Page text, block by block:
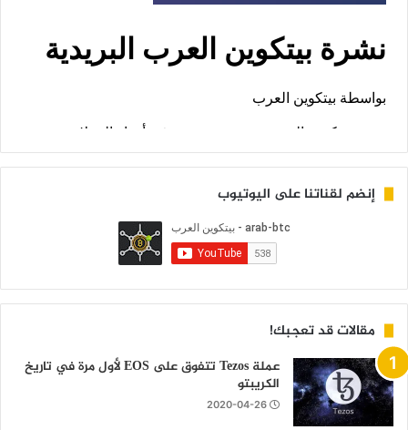
إنضم لقناتنا على اليوتيوب
مقالات قد تعجبك!
عملة Tezos تتفوق على EOS لأول مرة في تاريخ
الكريبتو
2020-04-26